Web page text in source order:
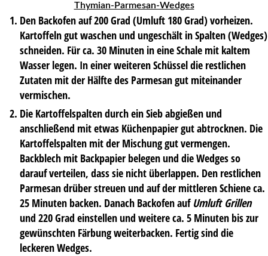
Thymian-Parmesan-Wedges
Den Backofen auf 200 Grad (Umluft 180 Grad) vorheizen.
Kartoffeln gut waschen und ungeschält in Spalten (Wedges)
schneiden. Für ca. 30 Minuten in eine Schale mit kaltem
Wasser legen. In einer weiteren Schüssel die restlichen
Zutaten mit der Hälfte des Parmesan gut miteinander
vermischen.
Die Kartoffelspalten durch ein Sieb abgießen und
anschließend mit etwas Küchenpapier gut abtrocknen. Die
Kartoffelspalten mit der Mischung gut vermengen.
Backblech mit Backpapier belegen und die Wedges so
darauf verteilen, dass sie nicht überlappen. Den restlichen
Parmesan drüber streuen und auf der mittleren Schiene ca.
25 Minuten backen. Danach Backofen auf Umluft Grillen
und 220 Grad einstellen und weitere ca. 5 Minuten bis zur
gewünschten Färbung weiterbacken. Fertig sind die
leckeren Wedges.